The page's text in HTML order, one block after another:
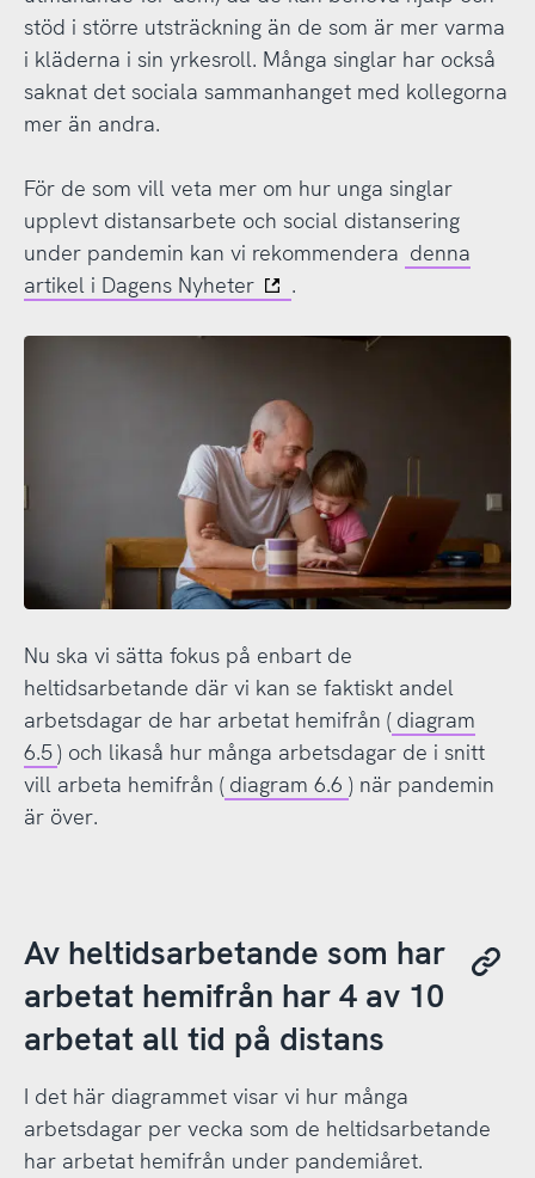
stöd i större utsträckning än de som är mer varma
i kläderna i sin yrkesroll. Många singlar har också
saknat det sociala sammanhanget med kollegorna
mer än andra.
För de som vill veta mer om hur unga singlar
upplevt distansarbete och social distansering
under pandemin kan vi rekommendera denna
artikel i Dagens Nyheter
.
Nu ska vi sätta fokus på enbart de
heltidsarbetande där vi kan se faktiskt andel
arbetsdagar de har arbetat hemifrån ( diagram
6.5) och likaså hur många arbetsdagar de i snitt
vill arbeta hemifrån ( diagram 6.6 ) när pandemin
är över.
Av heltidsarbetande som har
arbetat hemifrån har 4 av 10
arbetat all tid på distans
I det här diagrammet visar vi hur många
arbetsdagar per vecka som de heltidsarbetande
har arbetat hemifrån under pandemiåret.